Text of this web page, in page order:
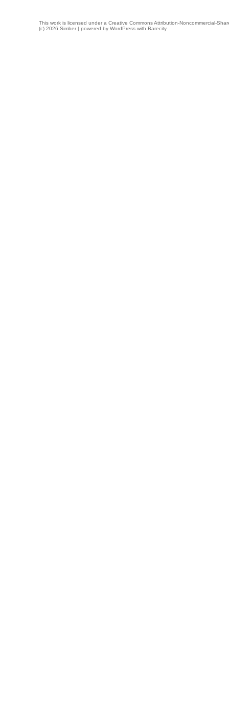
This work is licensed under a Creative Commons Attribution-Noncommercial-
(c) 2026 Simber | powered by WordPress with Barecity